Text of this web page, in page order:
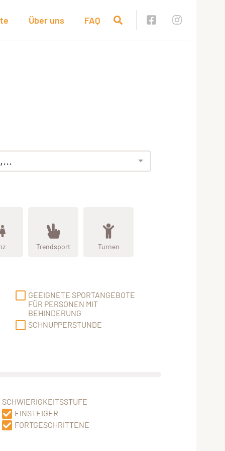
Über uns FAQ
Trendsport Turnen
GEEIGNETE SPORTANGEBOTE
FÜR PERSONEN MIT
BEHINDERUNG
SCHNUPPERSTUNDE
SCHWIERIGKEITSSTUFE
EINSTEIGER
FORTGESCHRITTENE